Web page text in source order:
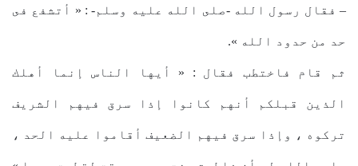
– فقال رسول الله -صلى الله عليه وسلم- : « أتشفع فى
حد من حدود الله ».
ثم قام فاختطب فقال : « أيها الناس إنما أهلك
الذين قبلكم أنهم كانوا إذا سرق فيهم الشريف
تركوه ، وإذا سرق فيهم الضعيف أقاموا عليه الحد ،